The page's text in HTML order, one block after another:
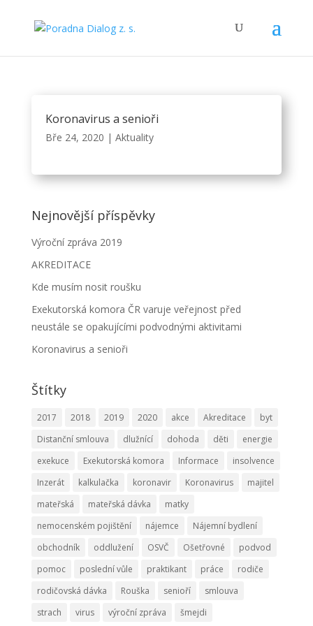
Koronavirus a senioři
Bře 24, 2020 | Aktuality
Nejnovější příspěvky
Výroční zpráva 2019
AKREDITACE
Kde musím nosit roušku
Exekutorská komora ČR varuje veřejnost před
neustále se opakujícími podvodnými aktivitami
Koronavirus a senioři
Štítky
2017 2018 2019 2020 akce Akreditace
byt
Distanční smlouva
dlužnící dohoda děti
energie
exekuce
Exekutorská komora Informace
insolvence
Inzerát
kalkulačka koronavir Koronavirus
majitel
mateřská
mateřská dávka
matky
nemocenském pojištění
nájemce
Nájemní bydlení
obchodník
oddlužení OSVČ Ošetřovné
podvod
pomoc
poslední vůle praktikant práce
rodiče
rodičovská dávka
Rouška senioří
smlouva
strach
virus výroční zpráva šmejdi